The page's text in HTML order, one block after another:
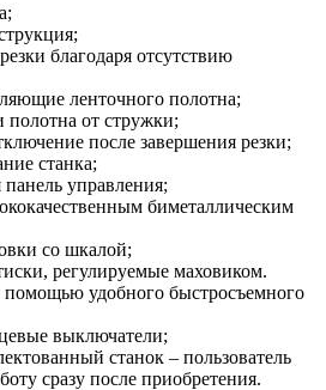
благодаря отсутствию
ленточного полотна;
полотна от стружки;
после завершения резки;
станка;
управления;
биметаллическим
со шкалой;
регулируемые маховиком.
помощью удобного быстросъемного
выключатели;
станок – пользователь
сразу после приобретения.